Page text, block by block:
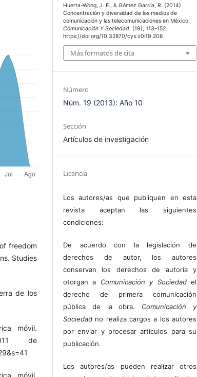
freedom
Studies
de los
móvil.
de
móvil.
Huerta-Wong, J. E., & Gómez García, R. (2014).
Concentración y diversidad de los medios de
comunicación y las telecomunicaciones en México.
Comunicación Y Sociedad, (19), 113–152.
https://doi.org/10.32870/cys.v0i19.206
Más formatos de cita
Número
Núm. 19 (2013): Año 10
Sección
Artículos de investigación
Licencia
Los autores/as que publiquen en esta
revista aceptan las siguientes
condiciones:
De acuerdo con la legislación de
derechos de autor, los autores
conservan los derechos de autoría y
otorgan a Comunicación y Sociedadel
derecho de primera comunicación
pública de la obra. Comunicación y
Sociedad no realiza cargos a los autores
por enviar y procesar artículos para su
publicación.
Los autores/as pueden realizar otros